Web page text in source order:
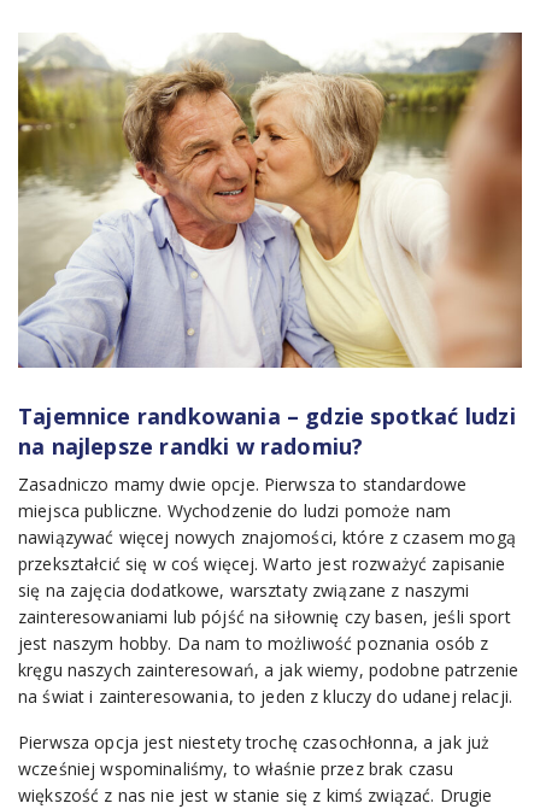
Tajemnice randkowania – gdzie spotkać ludzi
na najlepsze randki w radomiu?
Zasadniczo mamy dwie opcje. Pierwsza to standardowe
miejsca publiczne. Wychodzenie do ludzi pomoże nam
nawiązywać więcej nowych znajomości, które z czasem mogą
przekształcić się w coś więcej. Warto jest rozważyć zapisanie
się na zajęcia dodatkowe, warsztaty związane z naszymi
zainteresowaniami lub pójść na siłownię czy basen, jeśli sport
jest naszym hobby. Da nam to możliwość poznania osób z
kręgu naszych zainteresowań, a jak wiemy, podobne patrzenie
na świat i zainteresowania, to jeden z kluczy do udanej relacji.
Pierwsza opcja jest niestety trochę czasochłonna, a jak już
wcześniej wspominaliśmy, to właśnie przez brak czasu
większość z nas nie jest w stanie się z kimś związać. Drugie